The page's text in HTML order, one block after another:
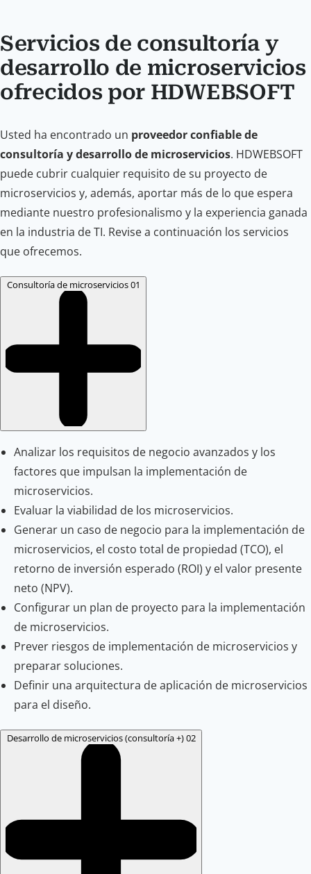
Servicios de consultoría y
desarrollo de microservicios
ofrecidos por HDWEBSOFT
Usted ha encontrado un proveedor confiable de
consultoría y desarrollo de microservicios. HDWEBSOFT
puede cubrir cualquier requisito de su proyecto de
microservicios y, además, aportar más de lo que espera
mediante nuestro profesionalismo y la experiencia ganada
en la industria de TI. Revise a continuación los servicios
que ofrecemos.
Consultoría de microservicios01
Analizar los requisitos de negocio avanzados y los
factores que impulsan la implementación de
microservicios.
Evaluar la viabilidad de los microservicios.
Generar un caso de negocio para la implementación de
microservicios, el costo total de propiedad (TCO), el
retorno de inversión esperado (ROI) y el valor presente
neto (NPV).
Configurar un plan de proyecto para la implementación
de microservicios.
Prever riesgos de implementación de microservicios y
preparar soluciones.
Definir una arquitectura de aplicación de microservicios
para el diseño.
Desarrollo de microservicios (consultoría +)02